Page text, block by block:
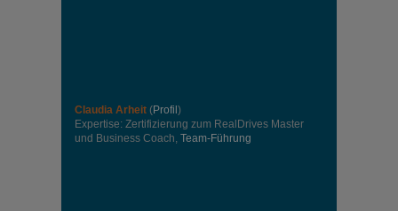
Claudia Arheit (Profil )
Expertise: Zertifizierung zum RealDrives Master
und Business Coach, Team-Führung